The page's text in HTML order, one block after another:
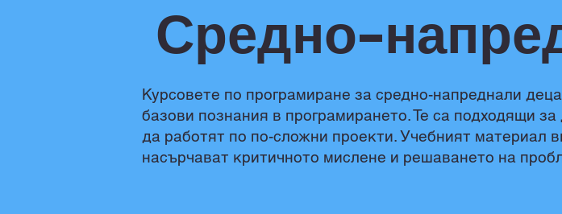
Средно-
Курсовете по програмиране за средно-напреднали
базови познания в програмирането. Те са подходящи
да работят по по-сложни проекти. Учебният материал
насърчават критичното мислене и решаването на